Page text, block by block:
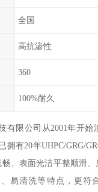
全国
高抗渗性
360
100%耐久
有限公司从2001年开始
拥有20年UHPC/GRG/
畅、表面光洁平整顺滑
易清洗等特点，更符